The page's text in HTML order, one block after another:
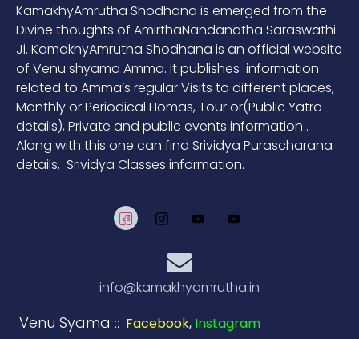
KamakhyAmrutha Shodhana is emerged from the
Divine thoughts of AmirthaNandanatha Saraswathi
Ji. KamakhyAmrutha Shodhana is an official website
of Venu shyama Amma. It publishes information
related to Amma’s regular Visits to different places,
Monthly or Periodical Homas, Tour or(Public Yatra
details), Private and public events information .
Along with this one can find Srividya Purascharana
details, Srividya Classes information.
info@kamakhyamrutha.in
Venu Syama :: Facebook, Instagram